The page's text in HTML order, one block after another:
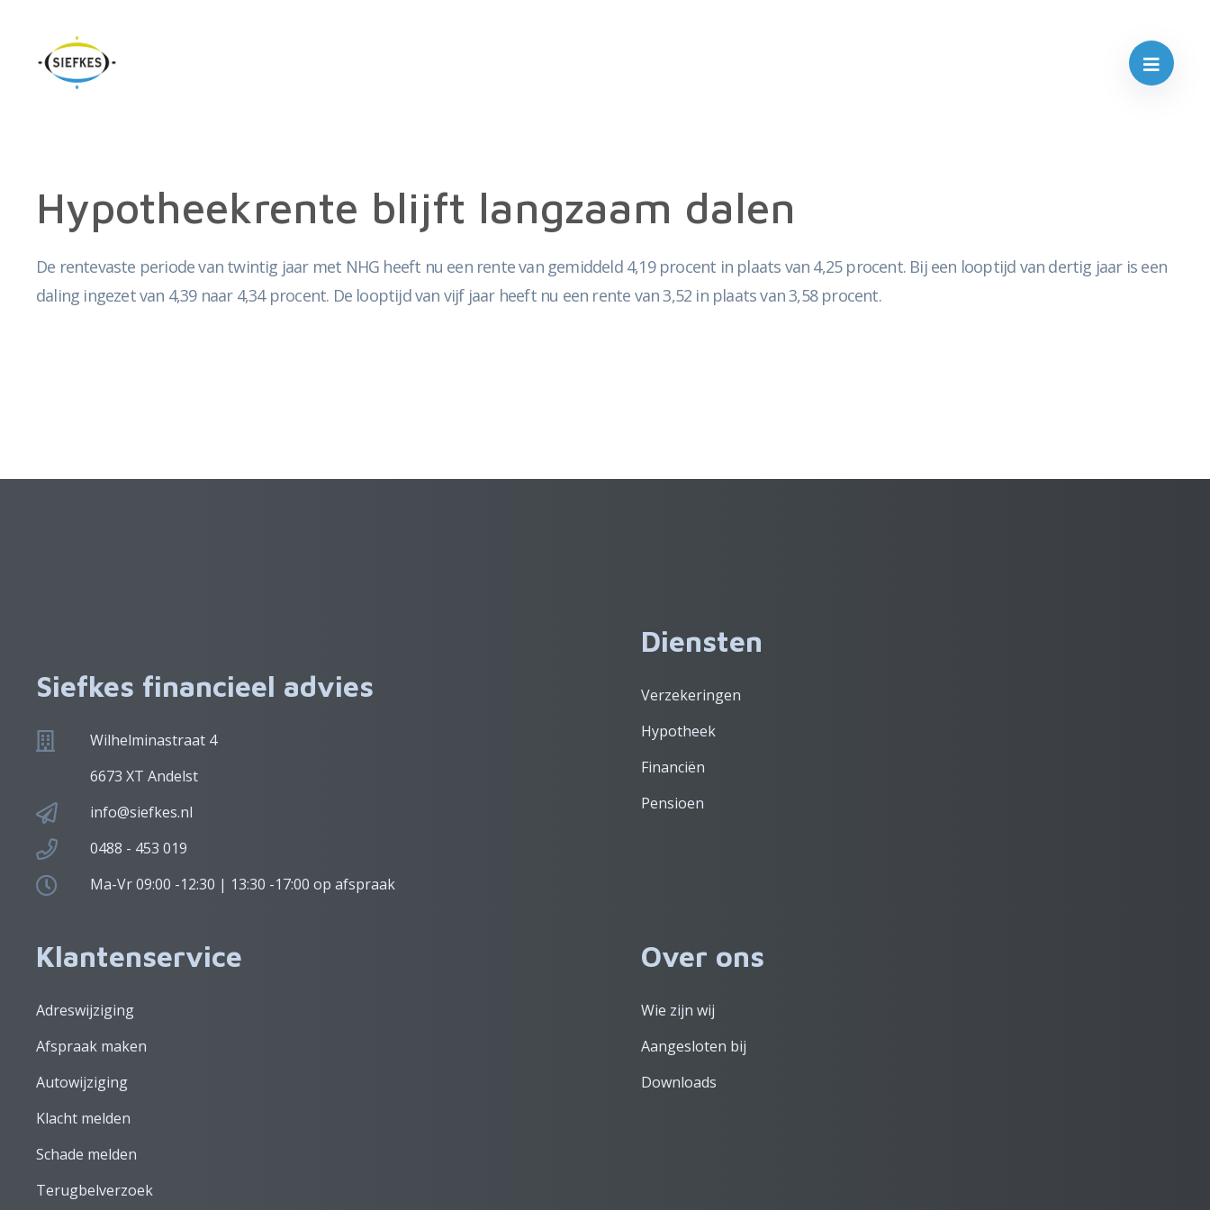
Hypotheekrente blijft langzaam dalen
De rentevaste periode van twintig jaar met NHG heeft nu een rente van gemiddeld 4,19 procent in plaats van 4,25 procent. Bij een looptijd van dertig jaar is een
daling ingezet van 4,39 naar 4,34 procent. De looptijd van vijf jaar heeft nu een rente van 3,52 in plaats van 3,58 procent.
Siefkes financieel advies
Wilhelminastraat 4
6673 XT Andelst
info@siefkes.nl
0488 - 453 019
Ma-Vr 09:00 -12:30 | 13:30 -17:00 op afspraak
Diensten
Verzekeringen
Hypotheek
Financiën
Pensioen
Klantenservice
Adreswijziging
Afspraak maken
Autowijziging
Klacht melden
Schade melden
Terugbelverzoek
Over ons
Wie zijn wij
Aangesloten bij
Downloads